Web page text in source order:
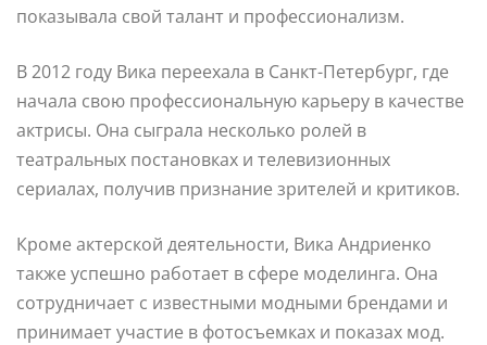
показывала свой талант и профессионализм.
В 2012 году Вика переехала в Санкт-Петербург, где
начала свою профессиональную карьеру в качестве
актрисы. Она сыграла несколько ролей в
театральных постановках и телевизионных
сериалах, получив признание зрителей и критиков.
Кроме актерской деятельности, Вика Андриенко
также успешно работает в сфере моделинга. Она
сотрудничает с известными модными брендами и
принимает участие в фотосъемках и показах мод.